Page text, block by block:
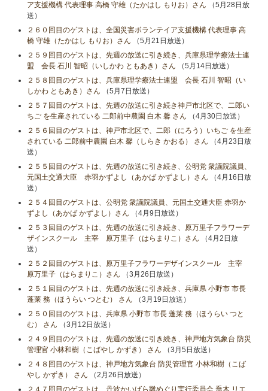
ア支援機構 代表理事 高橋 守雄（たかはし もりお）さん （5月28日放
送）
２６０回目のゲストは、全国災害ボランテイア支援機構 代表理事 高
橋 守雄（たかはし もりお）さん （5月21日放送）
２５９回目のゲストは、先週の放送に引き続き、兵庫県理学療法士連
盟 会長 石川 智昭（いしかわ ともあき）さん （5月14日放送）
２５８回目のゲストは、兵庫県理学療法士連盟 会長 石川 智昭（い
しかわ ともあき）さん （5月7日放送）
２５７回目のゲストは、先週の放送に引き続き神戸市北区で、二郎い
ちご を生産されている 二郎前中農園 白木 馨 さん （4月30日放送）
２５６回目のゲストは、神戸市北区で、二郎（にろう）いちご を生産
されている 二郎前中農園 白木 馨（しらき かおる） さん （4月23日放
送）
２５５回目のゲストは、先週の放送に引き続き、公明党 衆議院議員、
元国土交通大臣 赤羽かずよし（あかば かずよし）さん （4月16日放
送）
２５４回目のゲストは、公明党 衆議院議員、元国土交通大臣 赤羽か
ずよし（あかば かずよし）さん （4月9日放送）
２５３回目のゲストは、先週の放送に引き続き、原万里子フラワーデ
ザインスクール 主宰 原万里子（はらまりこ）さん （4月2日放
送）
２５２回目のゲストは、原万里子フラワーデザインスクール 主宰
原万里子（はらまりこ）さん （3月26日放送）
２５１回目のゲストは、先週の放送に引き続き、兵庫県 小野市 市長
蓬莱 務（ほうらい つとむ） さん （3月19日放送）
２５０回目のゲストは、兵庫県 小野市 市長 蓬莱 務（ほうらい つと
む） さん （3月12日放送）
２４９回目のゲストは、先週の放送に引き続き、神戸地方気象台 防災
管理官 小林和樹（こばやし かずき） さん （3月5日放送）
２４８回目のゲストは、神戸地方気象台 防災管理官 小林和樹（こば
やし かずき） さん （2月26日放送）
２４７回目のゲストは、丹波かいばら雛めぐり実行委員会 喬木 リエ